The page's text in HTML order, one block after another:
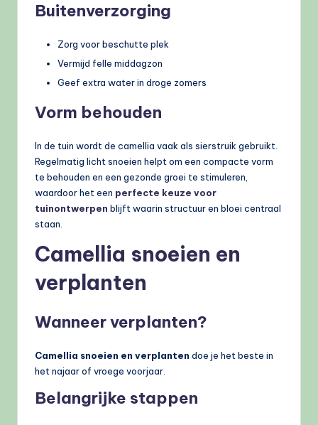
Buitenverzorging
Zorg voor beschutte plek
Vermijd felle middagzon
Geef extra water in droge zomers
Vorm behouden
In de tuin wordt de camellia vaak als sierstruik gebruikt.
Regelmatig licht snoeien helpt om een compacte vorm
te behouden en een gezonde groei te stimuleren,
waardoor het een perfecte keuze voor
tuinontwerpen blijft waarin structuur en bloei centraal
staan.
Camellia snoeien en
verplanten
Wanneer verplanten?
Camellia snoeien en verplanten doe je het beste in
het najaar of vroege voorjaar.
Belangrijke stappen